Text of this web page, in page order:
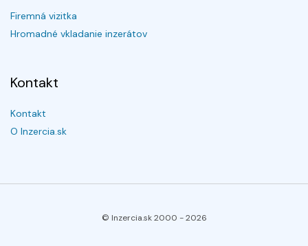
Firemná vizitka
Hromadné vkladanie inzerátov
Kontakt
Kontakt
O Inzercia.sk
© Inzercia.sk 2000 -2026